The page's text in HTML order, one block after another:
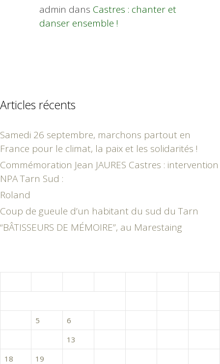
admin dans Castres : chanter et
danser ensemble !
Articles récents
Samedi 26 septembre, marchons partout en
France pour le climat, la paix et les solidarités !
Commémoration Jean JAURES Castres : intervention
NPA Tarn Sud :
Roland
Coup de gueule d’un habitant du sud du Tarn
“BÂTISSEURS DE MÉMOIRE”, au Marestaing
5 6
13
18
19